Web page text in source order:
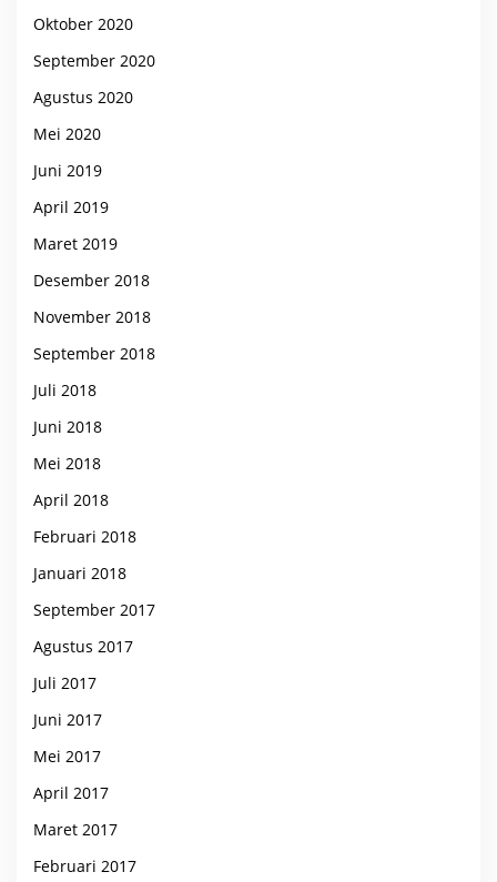
Oktober 2020
September 2020
Agustus 2020
Mei 2020
Juni 2019
April 2019
Maret 2019
Desember 2018
November 2018
September 2018
Juli 2018
Juni 2018
Mei 2018
April 2018
Februari 2018
Januari 2018
September 2017
Agustus 2017
Juli 2017
Juni 2017
Mei 2017
April 2017
Maret 2017
Februari 2017